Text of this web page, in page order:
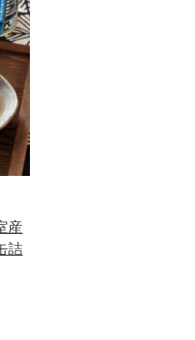
産
詰